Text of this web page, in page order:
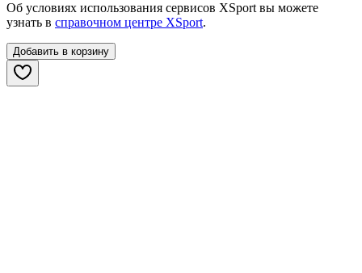
Об условиях использования сервисов XSport вы можете
узнать в справочном центре XSport.
Добавить в корзину